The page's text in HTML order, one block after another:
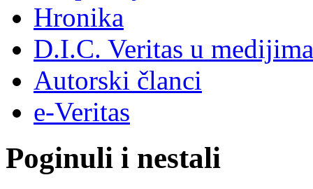
Hronika
D.I.C. Veritas u medijima
Autorski članci
e-Veritas
Poginuli i nestali